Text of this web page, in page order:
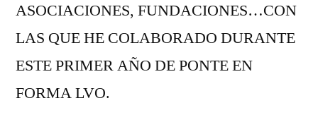
ASOCIACIONES, FUNDACIONES…CON
LAS QUE HE COLABORADO DURANTE
ESTE PRIMER AÑO DE PONTE EN
FORMA LVO.